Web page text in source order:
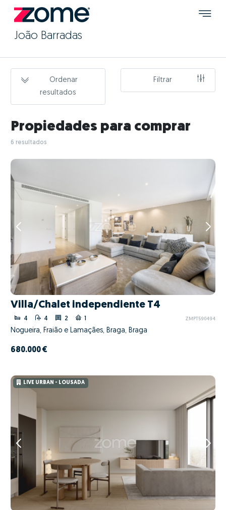
João Barradas
Ordenar
resultados
Filtrar
Propiedades para comprar
6 resultados
Villa/Chalet independiente T4
4 4 2 1 ZMPT590494
Nogueira, Fraião e Lamaçães, Braga, Braga
680.000 €
LIVE URBAN - LOUSADA